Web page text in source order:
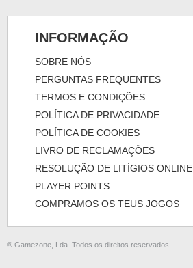
INFORMAÇÃO
SOBRE NÓS
PERGUNTAS FREQUENTES
TERMOS E CONDIÇÕES
POLÍTICA DE PRIVACIDADE
POLÍTICA DE COOKIES
LIVRO DE RECLAMAÇÕES
RESOLUÇÃO DE LITÍGIOS ONLINE
PLAYER POINTS
COMPRAMOS OS TEUS JOGOS
® Gamezone, Lda. Todos os direitos reservados